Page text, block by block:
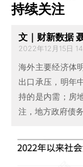
持续关注
文｜财新数据
2022年12月15日
海外主要经济体
出口承压，明年
持的是内需；房
注，地方政府债